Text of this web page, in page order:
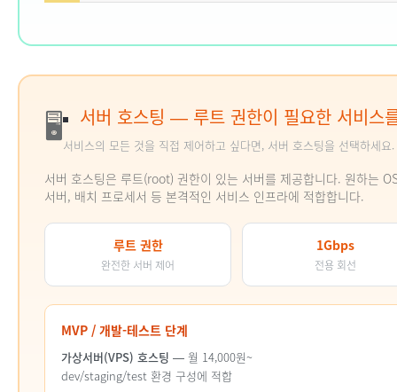
🖥 서버 호스팅 — 루트 권한이 필요한 서비스
서비스의 모든 것을 직접 제어하고 싶다면, 서버 호스팅을 선택하세요.
서버 호스팅은 루트(root) 권한이 있는 서버를 제공합니다. 원하는
서버, 배치 프로세서 등 본격적인 서비스 인프라에 적합합니다.
루트 권한
완전한 서버 제어
1Gbps
전용 회선
MVP / 개발-테스트 단계
가상서버(VPS) 호스팅 — 월 14,000원~
dev/staging/test 환경 구성에 적합